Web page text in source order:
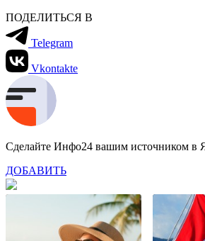
ПОДЕЛИТЬСЯ В
Telegram
Vkontakte
Сделайте Инфо24 вашим источником в
ДОБАВИТЬ